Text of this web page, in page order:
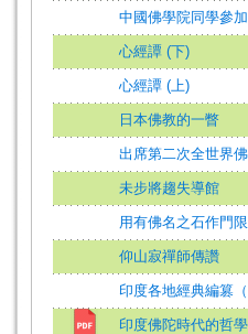
中國佛學院同學參
心經譚 (下)
心經譚 (上)
日本佛教的一瞥
出席第二次全世界
未步將趨失導館
用有佛名之石作門
仰山寂禪師傳讚
印度各地經典編篡
印度佛陀時代的哲學